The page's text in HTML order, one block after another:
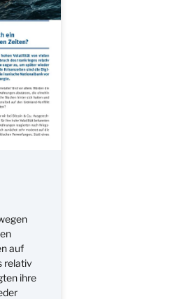
auf
relativ
ihre